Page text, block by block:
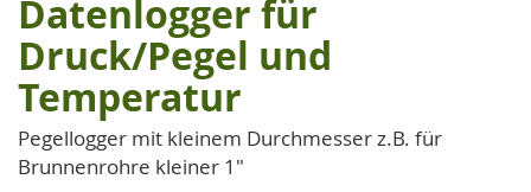
der
Bildgalerie
springen
Datenlogger für
Druck/Pegel und
Temperatur
Pegellogger mit kleinem Durchmesser z.B. für
Brunnenrohre kleiner 1"